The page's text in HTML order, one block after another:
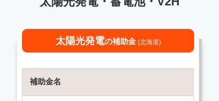
太陽光発電の補助金 (北海道)
補助金名